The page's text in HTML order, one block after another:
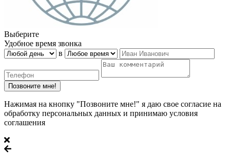
Выберите
Удобное время звонка
в
Нажимая на кнопку "Позвоните мне!" я даю свое согласие на
обработку персональных данных и принимаю условия
соглашения